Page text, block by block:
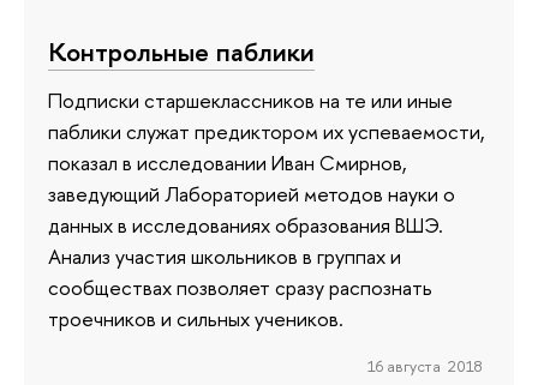
Контрольные паблики
Подписки старшеклассников на те или иные
паблики служат предиктором их успеваемости,
показал в исследовании Иван Смирнов,
заведующий Лабораторией методов науки о
данных в исследованиях образования ВШЭ.
Анализ участия школьников в группах и
сообществах позволяет сразу распознать
троечников и сильных учеников.
16 августа 2018